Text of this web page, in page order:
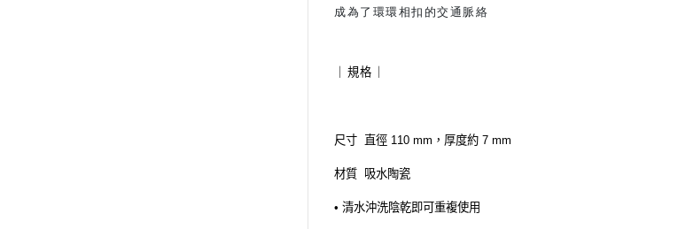
成為了環環相扣的交通脈絡
｜規格｜
尺寸 直徑 110 mm，厚度約 7 mm
材質 吸水陶瓷
• 清水沖洗陰乾即可重複使用